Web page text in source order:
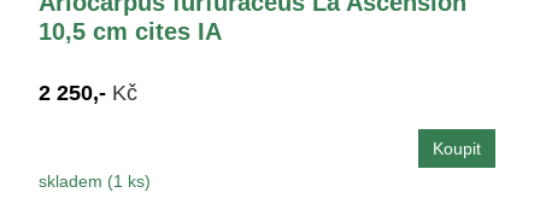
10,5 cm cites IA
2 250,- Kč
skladem (1 ks)